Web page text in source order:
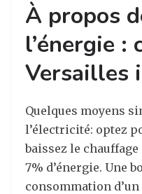
À propos
l’énergie :
Versailles
Quelques moyens
l’électricité: optez
baissez le chauffage
7% d’énergie. Une
consommation